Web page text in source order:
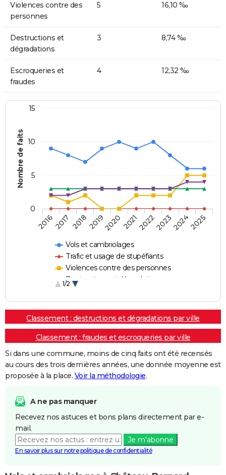
Violences contre des
personnes
5 16,10 ‰
Destructions et
dégradations
3 8,74 ‰
Escroqueries et
fraudes
4 12,32 ‰
Nombre de faits
Vols et cambriolages
Trafic et usage de stupéfiants
Violences contre des personnes
Destructions et dégradations
1/2
20162017 20182019202020212022202320242025
0
5
10
15
Classement : destructions et dégradations par ville
Classement : fraudes et escroqueries par ville
Si dans une commune, moins de cinq faits ont été recensés
au cours des trois dernières années, une donnée moyenne est
proposée à la place. Voir la méthodologie.
A ne pas manquer
Recevez nos astuces et bons plans directement par e-
mail.
Je m'abonne
En savoir plus sur notre politique de confidentialité